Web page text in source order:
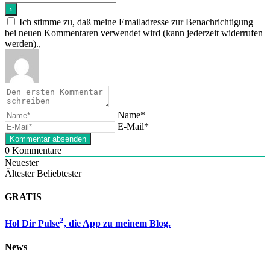
Ich stimme zu, daß meine Emailadresse zur Benachrichtigung
bei neuen Kommentaren verwendet wird (kann jederzeit widerrufen
werden).,
Name*
E-Mail*
0 Kommentare
Neuester
Ältester Beliebtester
GRATIS
Hol Dir Pulse2, die App zu meinem Blog.
News